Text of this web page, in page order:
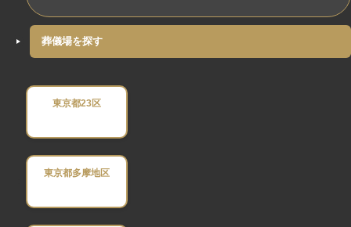
葬儀場を探す
東京都23区
東京都多摩地区